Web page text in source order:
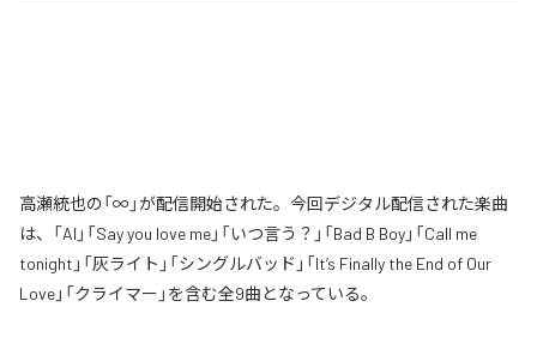
高瀬統也の「∞」が配信開始された。今回デジタル配信された楽曲
は、「AI」「Say you love me」「いつ言う？」「Bad B Boy」「Call me
tonight」「灰ライト」「シングルバッド」「It’s Finally the End of Our
Love」「クライマー」を含む全9曲となっている。